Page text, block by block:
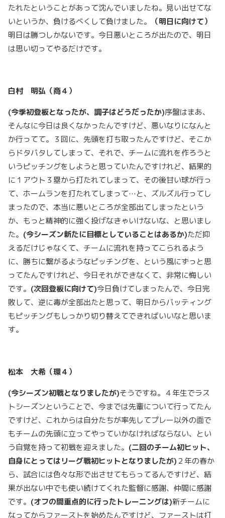
たれたということがあって沈んでいましたね。見い出せてな
いというか、負けるべくして負けました。
（明日に向けて）
明日は勝つしかないです。今日悪いところが出たので、明日
は思い切ってやるだけです。
白村 明弘（商４）
(今季初登板となったが、調子はどうだったか)序盤はまあ、
そんなに今日は良くなかったんですけど、悪いなりになんと
か行ってて。３回に、先頭を打ち取ったんですけど、そこか
らドタバタしてしまって、それで、チームに流れを作ろうと
いうピッチングをしようと思っていたんですけれど、結果的
に１アウト３塁から打たれてしまって、その後甘い球が行っ
て、ホームランを打たれてしまって…と、ズルズル行ってし
まったので、本当に悪いところが全部出てしまったという
か、もっと精神的に強く投げなきゃいけないな、と思いまし
た。 (今シーズン新たに目標としていることはあるか)ただ抑
えるだけじゃなくて、チームに流れを持ってこられるよう
に、勝ちに繋がるようなピッチングを、という風にずっと思
ってたんですけれど、今日それができなくて、非常に悔しい
です。 (次回登板に向けて)今日負けてしまったんで、今日完
敗して、逆に毒が全部出たと思って、明日からバッティング
もピッチングもしっかり切り替えてできればいいなと思いま
す。
松本 大希（環４）
(今シーズン初戦となりましたが)そうですね。４年生でラス
トシーズンということで、今までは先輩について行ってたん
ですけど、これからは自分たちが率先してプレー以外の面で
もチームの先頭に立ってやっていかなければならない、とい
う自覚を持って初戦を迎えました。 (二回のチーム初ヒット、
自身にとってはリーグ戦初ヒットとなりましたが) ２年の春か
ら、試合には色々な形で出させてもらってるんですけど、結
果が出ない中でも使い続けてくれた監督に感謝、仲間に感謝
です。 (オフの間重点的に行ったトレーニングは)新チームに
なってからファーストを始めたんですけど、ファーストは打